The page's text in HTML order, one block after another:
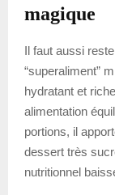
magique
Il faut aussi
“superaliment”
hydratant et
alimentation
portions, il
dessert très
nutritionnel